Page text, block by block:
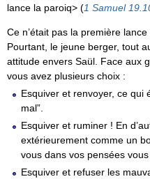
lance la paroiq> (1 Samuel
Ce n’était pas la première
Pourtant, le jeune berger, tout
attitude envers Saül. Face aux
vous avez plusieurs choix :
Esquiver et renvoyer, ce qui
mal”.
Esquiver et ruminer ! En
extérieurement comme un
vous dans vos pensées
Esquiver et refuser les